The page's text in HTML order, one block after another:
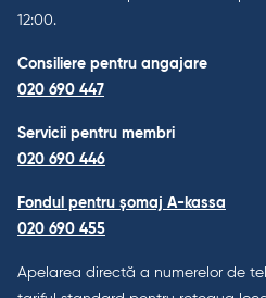
12:00.
Consiliere pentru angajare
020 690 447
Servicii pentru membri
020 690 446
Fondul pentru șomaj A-kassa
020 690 455
Apelarea directă a numerelor de